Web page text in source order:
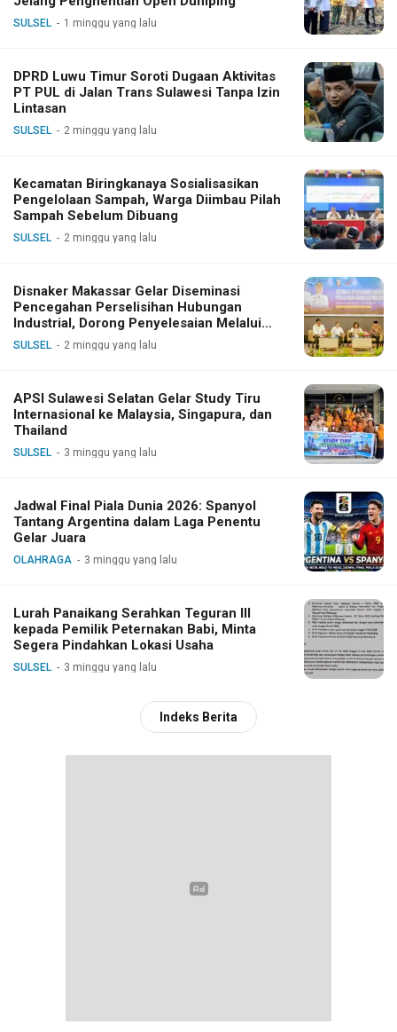
SULSEL 1 minggu yang lalu
DPRD Luwu Timur Soroti Dugaan Aktivitas
PT PUL di Jalan Trans Sulawesi Tanpa Izin
Lintasan
SULSEL 2 minggu yang lalu
Kecamatan Biringkanaya Sosialisasikan
Pengelolaan Sampah, Warga Diimbau Pilah
Sampah Sebelum Dibuang
SULSEL 2 minggu yang lalu
Disnaker Makassar Gelar Diseminasi
Pencegahan Perselisihan Hubungan
Industrial, Dorong Penyelesaian Melalui
Dialog
SULSEL 2 minggu yang lalu
APSI Sulawesi Selatan Gelar Study Tiru
Internasional ke Malaysia, Singapura, dan
Thailand
SULSEL 3 minggu yang lalu
Jadwal Final Piala Dunia 2026: Spanyol
Tantang Argentina dalam Laga Penentu
Gelar Juara
OLAHRAGA 3 minggu yang lalu
Lurah Panaikang Serahkan Teguran III
kepada Pemilik Peternakan Babi, Minta
Segera Pindahkan Lokasi Usaha
SULSEL 3 minggu yang lalu
Indeks Berita